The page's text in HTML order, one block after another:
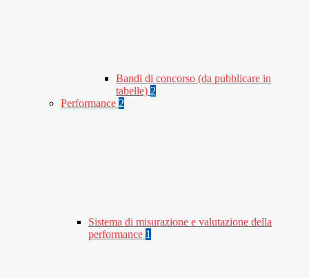
Bandi di concorso (da pubblicare in
tabelle) 2
Performance 2
Sistema di misurazione e valutazione della
performance 1